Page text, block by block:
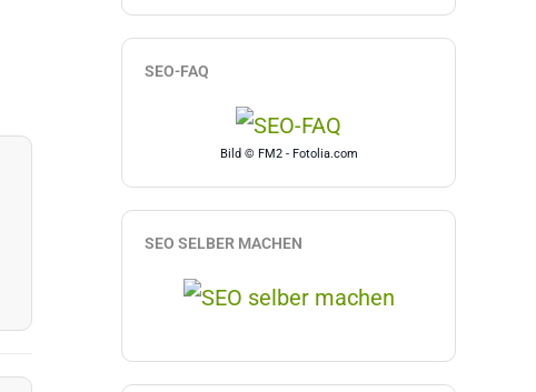
SEO-FAQ
Bild © FM2 - Fotolia.com
SEO SELBER MACHEN